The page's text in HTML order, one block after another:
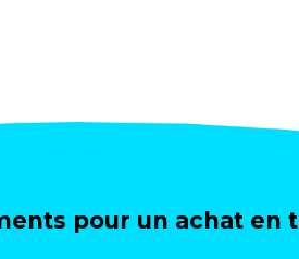
pour un achat en